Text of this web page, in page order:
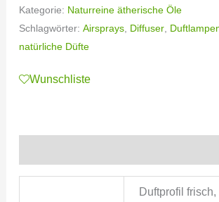
Kategorie: Naturreine ätherische Öle
Schlagwörter: Airsprays, Diffuser,
natürliche Düfte
Wunschliste
Duftprofil